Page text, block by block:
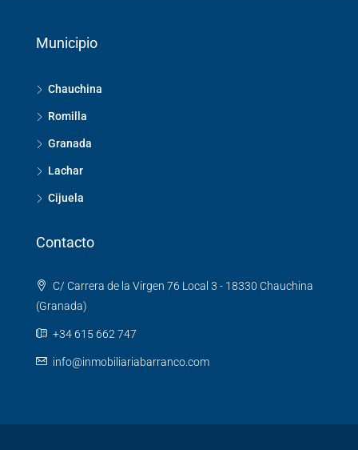
Municipio
Chauchina
Romilla
Granada
Lachar
Cijuela
Contacto
C/ Carrera de la Virgen 76 Local 3 - 18330 Chauchina
(Granada)
+34 615 662 747
info@inmobiliariabarranco.com